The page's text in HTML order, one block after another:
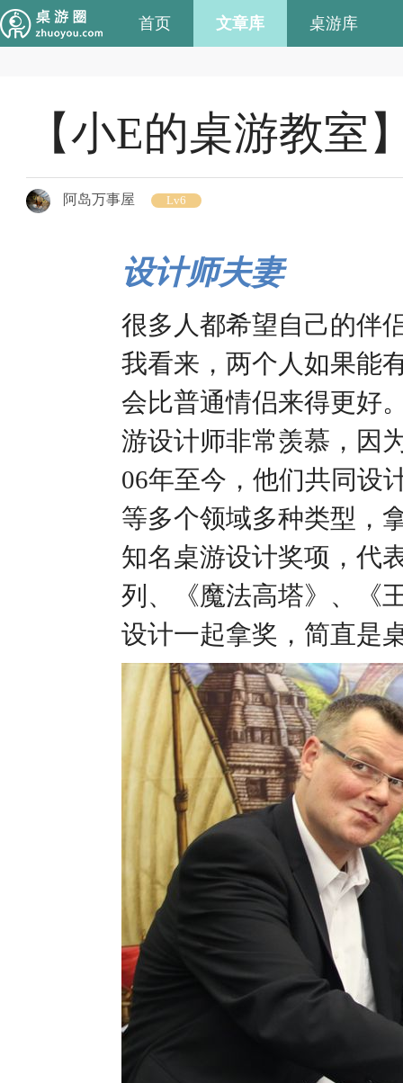
首页 文章库 桌游库
【小E的桌游教
阿岛万事屋 Lv6
设计师夫妻
很多人都希望自己的伴
我看来，两个人如果能
会比普通情侣来得更好
游设计师非常羡慕，因
06年至今，他们共同设
等多个领域多种类型，
知名桌游设计奖项，代
列、《魔法高塔》、《
设计一起拿奖，简直是